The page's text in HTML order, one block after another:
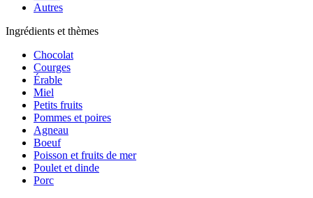
Autres
Ingrédients et thèmes
Chocolat
Courges
Érable
Miel
Petits fruits
Pommes et poires
Agneau
Boeuf
Poisson et fruits de mer
Poulet et dinde
Porc